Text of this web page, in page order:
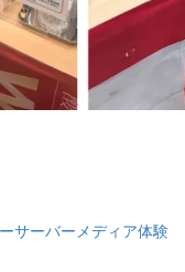
サーバーメディア体験